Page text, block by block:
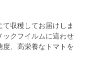
収穫してお届けしま
ックフイルムに這わせ
度、高栄養なトマトを